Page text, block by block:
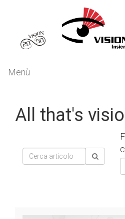
Menù
All that's